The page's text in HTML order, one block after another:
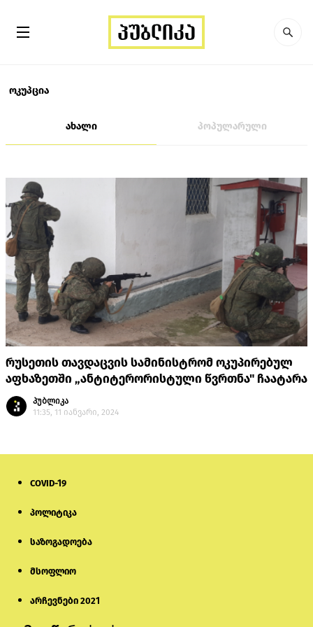
ოკუპცია
ახალი პოპულარული
რუსეთის თავდაცვის სამინისტრომ ოკუპირებულ
აფხაზეთში „ანტიტერორისტული წვრთნა" ჩაატარა
პუბლიკა
11:35, 11 იანვარი, 2024
COVID-19
პოლიტიკა
საზოგადოება
მსოფლიო
არჩევნები 2021